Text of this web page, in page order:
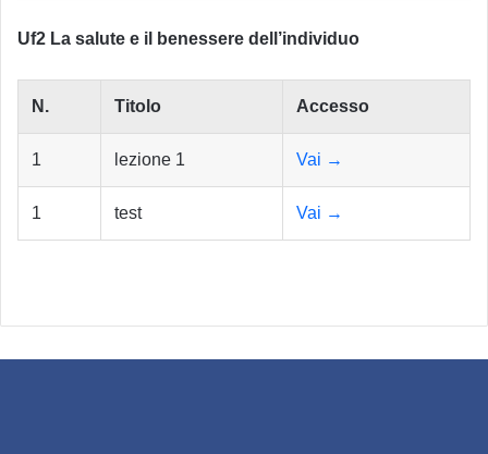
Uf2 La salute e il benessere dell’individuo
N. Titolo Accesso
1 lezione 1 Vai →
1 test Vai →